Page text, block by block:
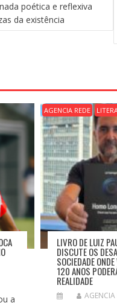
poética e reflexiva
da existência
a
AGENCIA REDE
LIVRO DE LUIZ
DISCUTE OS
SOCIEDADE
120 ANOS
REALIDADE
AGENCIA